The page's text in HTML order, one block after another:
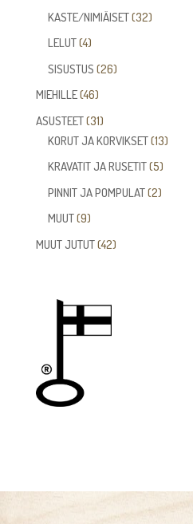
tuotetta
KASTE/NIMIÄISET 3232
LELUT 44
tuotetta
SISUSTUS 2626
MIEHILLE 4646
tuotetta
ASUSTEET 3131
tuotetta
KORUT JA KORVIKSET 1313
KRAVATIT JA RUSETIT 55
tuotetta
PINNIT JA POMPULAT 22
MUUT 99
tuotetta
MUUT JUTUT 4242